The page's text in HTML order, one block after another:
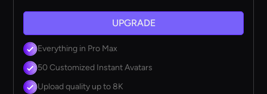
UPGRADE
Everything in Pro Max
50 Customized Instant Avatars
Upload quality up to 8K